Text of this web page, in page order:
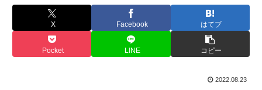
X Facebook はてブ
Pocket LINE コピー
2022.08.23